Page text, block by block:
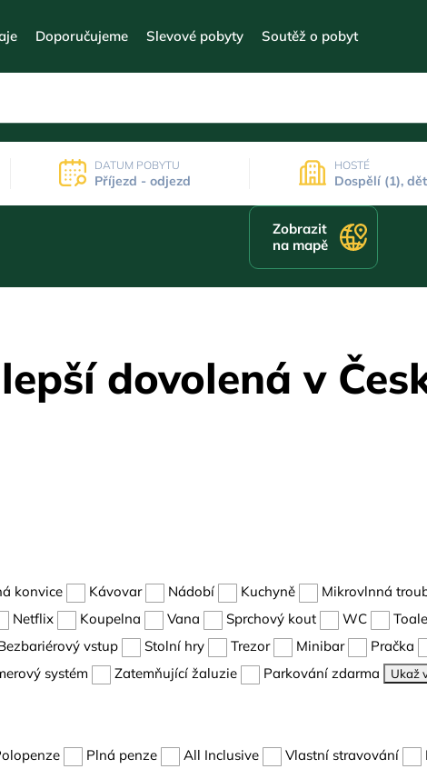
Doporučujeme Slevové pobyty Soutěž o pobyt
DATUM POBYTU
Příjezd - odjezd
HOSTÉ
Dospělí (1),
Zobrazit
na mapě
dovolená v
konvice Kávovar Nádobí Kuchyně Mikrovlnná
Netflix Koupelna Vana Sprchový kout WC
vstup Stolní hry Trezor Minibar Pračka
systém Zatemňující žaluzie Parkování zdarma Ukaž
Plná penze All Inclusive Vlastní stravování